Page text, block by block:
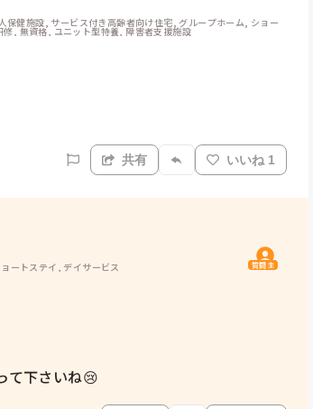
健施設, サービス付き高齢者向け住宅, グループホーム, ショー
, 無資格, ユニット型特養, 障害者支援施設
共有 いいね 1
ートステイ, デイサービス 質問主
て下さいね😢